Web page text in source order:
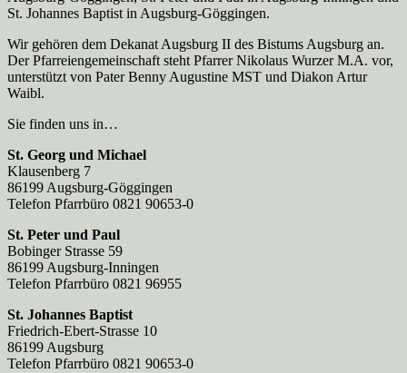
St. Johannes Baptist in Augsburg-Göggingen.
Wir gehören dem Dekanat Augsburg II des Bistums Augsburg an.
Der Pfarreien­gemeinschaft steht Pfarrer Nikolaus Wurzer M.A. vor,
unterstützt von Pater Benny Augustine MST und Diakon Artur
Waibl.
Sie finden uns in…
St. Georg und Michael
Klausenberg 7
86199 Augsburg-Göggingen
Telefon Pfarrbüro 0821 90653-0
St. Peter und Paul
Bobinger Strasse 59
86199 Augsburg-Inningen
Telefon Pfarrbüro 0821 96955
St. Johannes Baptist
Friedrich-Ebert-Strasse 10
86199 Augsburg
Telefon Pfarrbüro 0821 90653-0